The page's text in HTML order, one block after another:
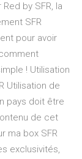
by SFR, la
SFR
pour avoir
! Utilisation
Utilisation de
pays doit être
de cet
ma box SFR
exclusivités,